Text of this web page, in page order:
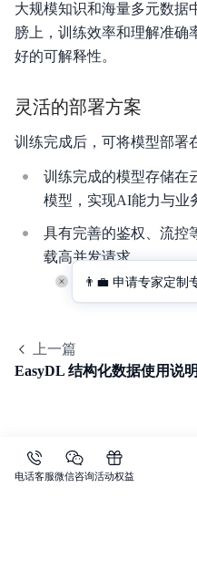
大规模知识和海量多元数据
膀上，训练效率和理解准确
好的可解释性。
灵活的部署方案
训练完成后，可将模型部署
训练完成的模型存储在
模型，实现AI能力与业
具有完善的鉴权、流控
载高并发请求
上一篇
EasyDL 结构化数据使用说明
👨‍💼 申请专家定制
电话客服微信咨询活动权益